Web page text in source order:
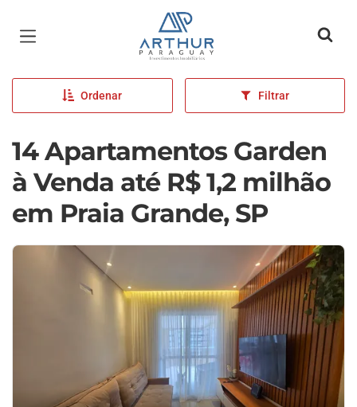
Página inicial
Ordenar Filtrar
14 Apartamentos Garden
à Venda até R$ 1,2 milhão
em Praia Grande, SP